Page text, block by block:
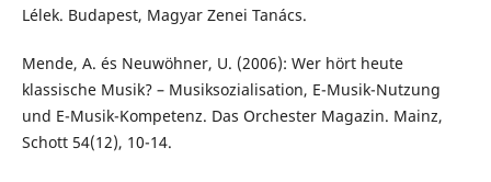
Lélek. Budapest, Magyar Zenei Tanács.
Mende, A. és Neuwöhner, U. (2006): Wer hört heute
klassische Musik? – Musiksozialisation, E-Musik-Nutzung
und E-Musik-Kompetenz. Das Orchester Magazin. Mainz,
Schott 54(12), 10-14.